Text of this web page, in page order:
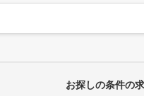
お探しの条件の